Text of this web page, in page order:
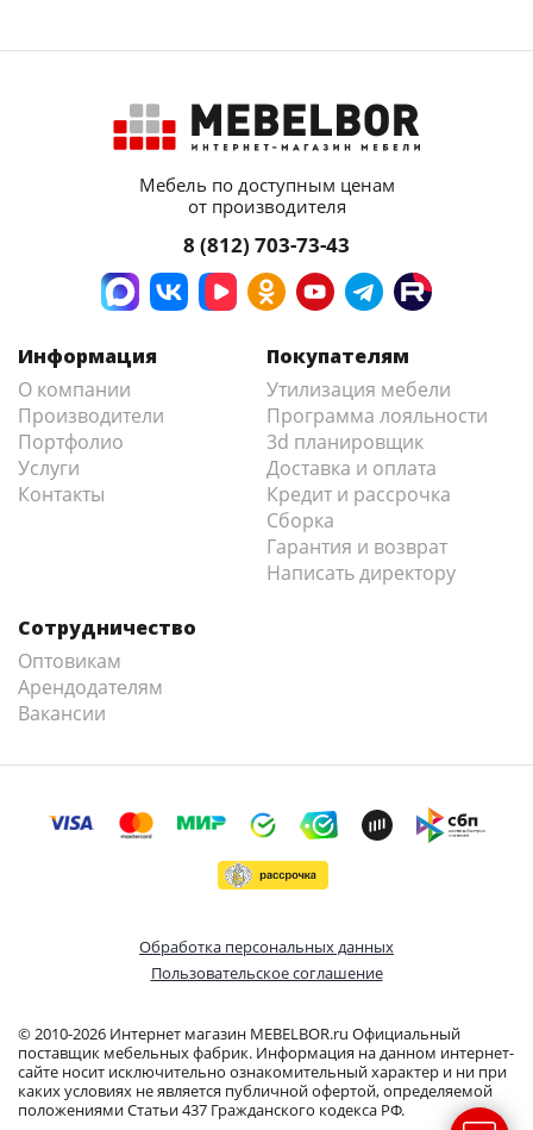
Мебель по доступным ценам
от производителя
8 (812) 703-73-43
Информация
О компании
Производители
Портфолио
Услуги
Контакты
Покупателям
Утилизация мебели
Программа лояльности
3d планировщик
Доставка и оплата
Кредит и рассрочка
Сборка
Гарантия и возврат
Написать директору
Сотрудничество
Оптовикам
Арендодателям
Вакансии
© 2010-2026 Интернет магазин MEBELBOR.ru Официальный
поставщик мебельных фабрик. Информация на данном интернет-
сайте носит исключительно ознакомительный характер и ни при
каких условиях не является публичной офертой, определяемой
положениями Статьи 437 Гражданского кодекса РФ.
Обработка персональных данных
Пользовательское соглашение